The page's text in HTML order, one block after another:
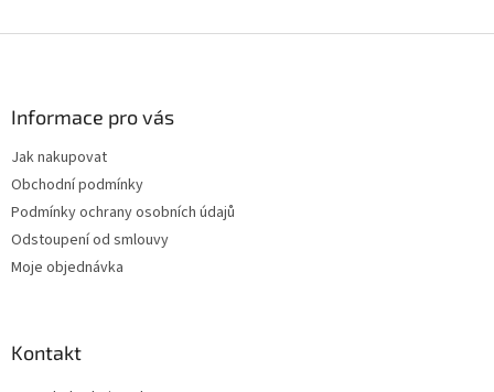
Informace pro vás
Jak nakupovat
Obchodní podmínky
Podmínky ochrany osobních údajů
Odstoupení od smlouvy
Moje objednávka
Kontakt